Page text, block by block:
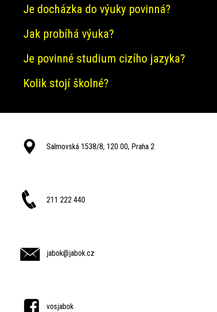
Je docházka do výuky povinná?
Jak probíhá výuka?
Je povinné studium cizího jazyka?
Kolik stojí školné?
Salmovská 1538/8, 120 00, Praha 2
211 222 440
jabok@jabok.cz
vosjabok